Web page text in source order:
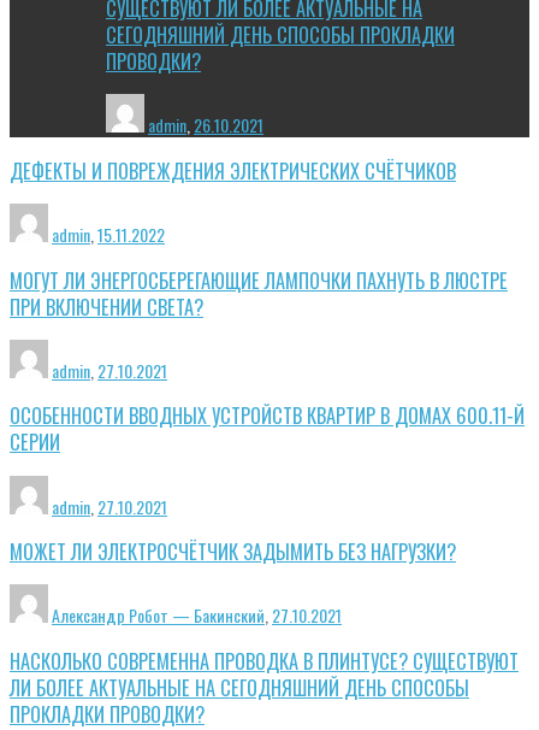
СУЩЕСТВУЮТ ЛИ БОЛЕЕ АКТУАЛЬНЫЕ НА
СЕГОДНЯШНИЙ ДЕНЬ СПОСОБЫ ПРОКЛАДКИ
ПРОВОДКИ?
admin,26.10.2021
ДЕФЕКТЫ И ПОВРЕЖДЕНИЯ ЭЛЕКТРИЧЕСКИХ СЧЁТЧИКОВ
admin 15.11.2022
МОГУТ ЛИ ЭНЕРГОСБЕРЕГАЮЩИЕ ЛАМПОЧКИ ПАХНУТЬ В ЛЮСТРЕ
ПРИ ВКЛЮЧЕНИИ СВЕТА?
admin 27.10.2021
ОСОБЕННОСТИ ВВОДНЫХ УСТРОЙСТВ КВАРТИР В ДОМАХ 600.11-Й
СЕРИИ
admin 27.10.2021
МОЖЕТ ЛИ ЭЛЕКТРОСЧЁТЧИК ЗАДЫМИТЬ БЕЗ НАГРУЗКИ?
Александр Робот — Бакинский,27.10.2021
НАСКОЛЬКО СОВРЕМЕННА ПРОВОДКА В ПЛИНТУСЕ? СУЩЕСТВУЮТ
ЛИ БОЛЕЕ АКТУАЛЬНЫЕ НА СЕГОДНЯШНИЙ ДЕНЬ СПОСОБЫ
ПРОКЛАДКИ ПРОВОДКИ?